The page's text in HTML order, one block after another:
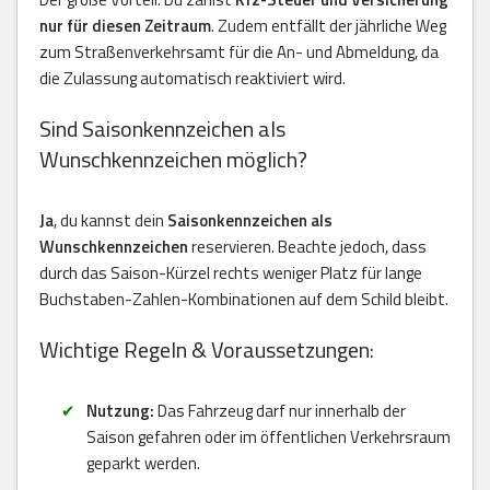
nur für diesen Zeitraum. Zudem entfällt der jährliche Weg
zum Straßenverkehrsamt für die An- und Abmeldung, da
die Zulassung automatisch reaktiviert wird.
Sind Saisonkennzeichen als
Wunschkennzeichen möglich?
Ja, du kannst dein Saisonkennzeichen als
Wunschkennzeichenreservieren. Beachte jedoch, dass
durch das Saison-Kürzel rechts weniger Platz für lange
Buchstaben-Zahlen-Kombinationen auf dem Schild bleibt.
Wichtige Regeln & Voraussetzungen:
Nutzung:Das Fahrzeug darf nur innerhalb der
Saison gefahren oder im öffentlichen Verkehrsraum
geparkt werden.